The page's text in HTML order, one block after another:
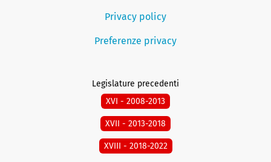
Privacy policy
Preferenze privacy
Legislature precedenti
XVI - 2008-2013
XVII - 2013-2018
XVIII - 2018-2022